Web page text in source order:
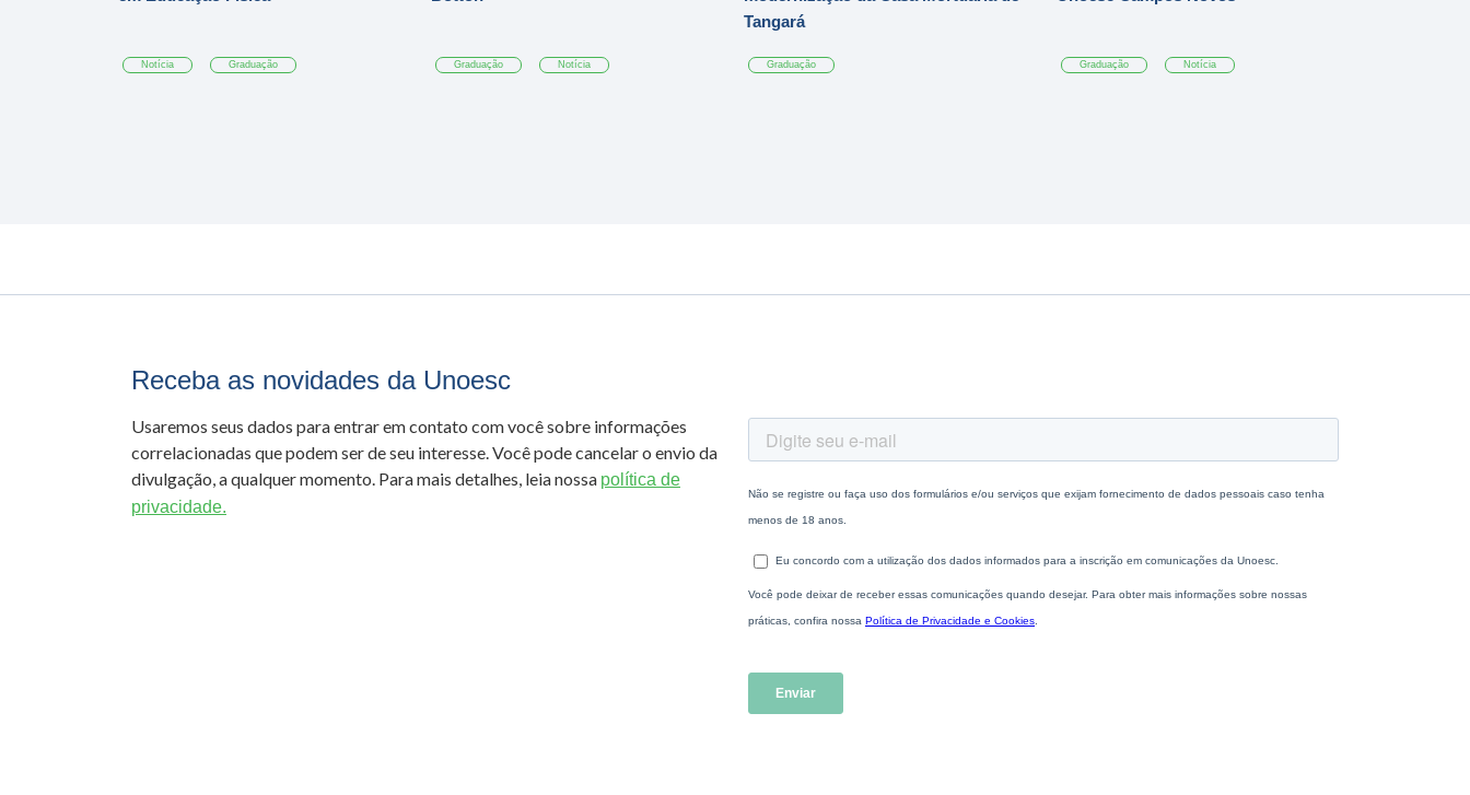
Notícia Graduação Graduação Notícia
Tangará
Graduação Graduação Notícia
Receba as novidades da Unoesc
Usaremos seus dados para entrar em contato com você sobre informações
correlacionadas que podem ser de seu interesse. Você pode cancelar o envio da
divulgação, a qualquer momento. Para mais detalhes, leia nossa política de
privacidade.